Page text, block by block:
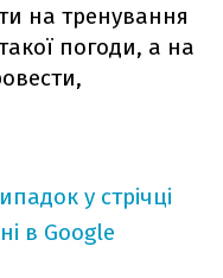
на тренування
погоди, а на
у стрічці
в Google